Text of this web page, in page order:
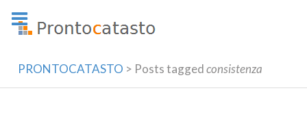
PRONTOCATASTO > Posts taggedconsistenza